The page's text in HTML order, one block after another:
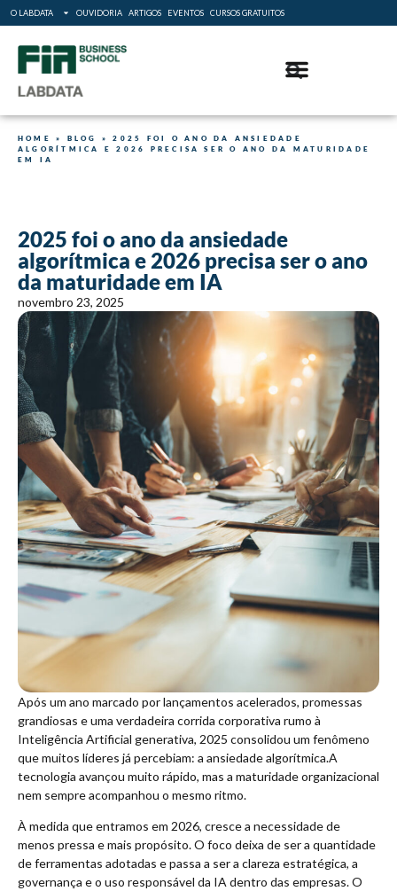
O LABDATA OUVIDORIA ARTIGOS EVENTOS CURSOS GRATUITOS
HOME » BLOG »2025 FOI O ANO DA ANSIEDADE
ALGORÍTMICA E 2026 PRECISA SER O ANO DA MATURIDADE
EM IA
2025 foi o ano da ansiedade
algorítmica e 2026 precisa ser o ano
da maturidade em IA
novembro 23, 2025
Após um ano marcado por lançamentos acelerados, promessas
grandiosas e uma verdadeira corrida corporativa rumo à
Inteligência Artificial generativa, 2025 consolidou um fenômeno
que muitos líderes já percebiam: a ansiedade algorítmica.A
tecnologia avançou muito rápido, mas a maturidade organizacional
nem sempre acompanhou o mesmo ritmo.
À medida que entramos em 2026, cresce a necessidade de
menos pressa e mais propósito. O foco deixa de ser a quantidade
de ferramentas adotadas e passa a ser a clareza estratégica, a
governança e o uso responsável da IA dentro das empresas. O